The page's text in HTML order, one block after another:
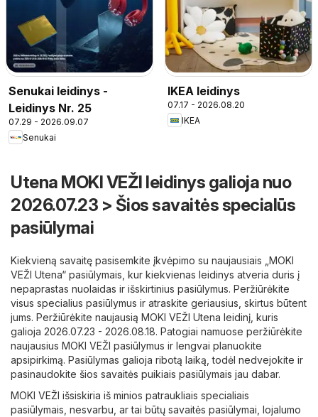
Senukai leidinys -
Leidinys Nr. 25
07.29 - 2026.09.07
Senukai
IKEA leidinys
07.17 - 2026.08.20
IKEA
Utena MOKI VEŽI leidinys galioja nuo
2026.07.23 > Šios savaitės specialūs
pasiūlymai
Kiekvieną savaitę pasisemkite įkvėpimo su naujausiais „MOKI
VEŽI Utena“ pasiūlymais, kur kiekvienas leidinys atveria duris į
nepaprastas nuolaidas ir išskirtinius pasiūlymus. Peržiūrėkite
visus specialius pasiūlymus ir atraskite geriausius, skirtus būtent
jums. Peržiūrėkite naujausią MOKI VEŽI Utena leidinį, kuris
galioja 2026.07.23 - 2026.08.18. Patogiai namuose peržiūrėkite
naujausius MOKI VEŽI pasiūlymus ir lengvai planuokite
apsipirkimą. Pasiūlymas galioja ribotą laiką, todėl nedvejokite ir
pasinaudokite šios savaitės puikiais pasiūlymais jau dabar.
MOKI VEŽI išsiskiria iš minios patraukliais specialiais
pasiūlymais, nesvarbu, ar tai būtų savaitės pasiūlymai, lojalumo